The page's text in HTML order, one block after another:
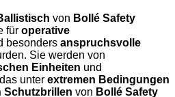
von Bollé Safety
für operative
besonders anspruchsvolle
Sie werden von
Einheiten und
unter extremen Bedingungen
Schutzbrillen von Bollé Safety